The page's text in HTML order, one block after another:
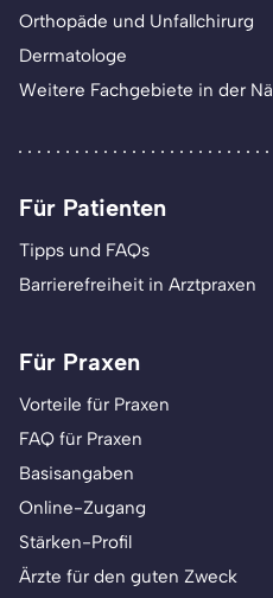
Orthopäde und Unfallchirurg
Dermatologe
Weitere Fachgebiete in der
Für Patienten
Tipps und FAQs
Barrierefreiheit in Arztpraxen
Für Praxen
Vorteile für Praxen
FAQ für Praxen
Basisangaben
Online-Zugang
Stärken-Profil
Ärzte für den guten Zweck